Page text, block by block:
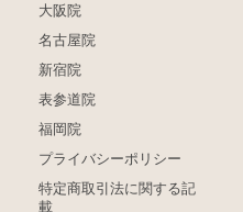
大阪院
名古屋院
新宿院
表参道院
福岡院
プライバシーポリシー
特定商取引法に関する記
載